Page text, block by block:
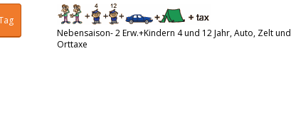
Nebensaison- 2 Erw.+Kindern 4 und 12 Jahr, Auto, Zelt und
Orttaxe